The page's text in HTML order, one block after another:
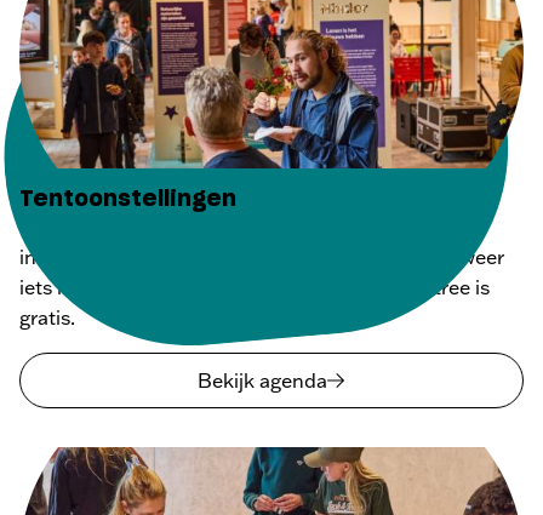
Tentoonstellingen
interessante tentoonstellingen. Regelmatig is er weer
iets nieuws te zien. Iedereen is welkom, de entree is
gratis.
Bekijk agenda